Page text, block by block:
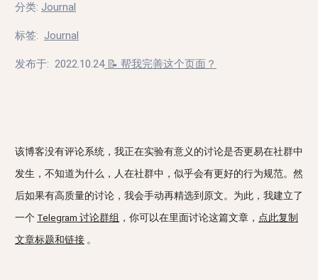
分类: Journal
标签: Journal
发布于: 2022.10.24📝 帮我完善这个页面？
该博客没有评论系统，我正在实验有意义的讨论是否更易在社群中
发生，不知道为什么，人在社群中，似乎会有更好的行为规范。然
后如果有高质量的讨论，我会手动再精选到原文。为此，我建立了
一个 Telegram 讨论群组 ，你可以在里面讨论这篇文章， 点此复制
文章标题和链接 。